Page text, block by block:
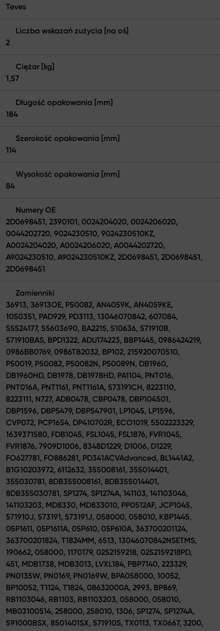
Teves
Liczba wskazań zużycia [na oś]
2
Ciężar [kg]
1,57
Długość opakowania [mm]
184
Szerokość opakowania [mm]
114
Wysokość opakowania [mm]
84
Numery OE
2D0698451, 2390101, 0024204020, 0024206020,
0044202720, 9024230510, 9024230510KZ,
A0024204020, A0024206020, A0044202720,
A9024230510, A9024230510KZ, 2D0698451, 2D0698451,
2D0698451
Zamienniki
36913, 36913OE, P50082, AN4059K, AN4059KE,
1050351, PAD929, PD3113, 13046070842, 607084,
55524177, 55603690, BA2215, 510636, 571910B,
571910BAS, BPD1322, ADU174223, BBP1445, 0986424219,
0986BB0769, 0986TB2032, BP102, 215920070510,
P50019, P50082, P50082N, P50089N, DB1960,
DB1960HD, DB1978, DB1978HD, PA1104, PNT016,
PNT016A, PNT1161, PNT1161A, 573191CH, 8223110,
8223111, N727, ADB0478, CBP0478, DBP104501,
DBP1596, DBP5479, DBP547901, LP1045, LP1596,
CVP072, PCP1654, DP410702R, ECO1019, 5502223329,
1639371580, FDB1045, FSL1045, FSL1876, FVR1045,
FVR1876, 7909D1006, 8348D1229, D1006, D1229,
FO627781, FO886281, PD341ACVAdvanced, BL1441A2,
B1G10203972, 6112632, 355008161, 355014401,
355030781, 8DB355008161, 8DB355014401,
8DB355030781, SP1274, SP1274A, 141103, 141103046,
141103203, MD8330, MD833010, PP0512AF, JCP1045,
571910J, 573191, 573191J, 058000, 058010, KBP1445,
05P1611, 05P1611A, 05P610, 05P610A, 363700201124,
363700201824, T1824MM, 6513, 13046070842NSETMS,
190662, 058000, 1170179, 0252159218, 0252159218PD,
451, MDB1738, MDB3013, LVXL184, PBP7140, 223329,
PN0135W, PN0169, PN0169W, BPA058000, 10052,
BP10052, T1124, T1824, 08632000A, 2993, BP869,
RB1103046, RB1103, RB1103203, 058000, 058010,
MB03100514, 258000, 258010, 1306, SP1274, SP1274A,
591000BSX, 8501401SX, 571910S, TX0113, TX0667, 3200,